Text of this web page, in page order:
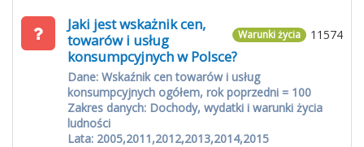
11574
Warunki życia
Jaki jest wskażnik cen,
towarów i usług
konsumpcyjnych w Polsce?
Dane: Wskaźnik cen towarów i usług
konsumpcyjnych ogółem, rok poprzedni = 100
Zakres danych: Dochody, wydatki i warunki życia
ludności
Lata: 2005,2011,2012,2013,2014,2015